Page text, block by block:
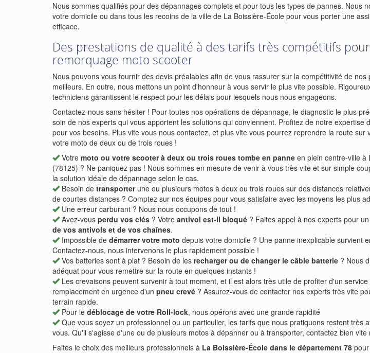
Nous sommes qualifiés pour des dépannages complets et pour tous les types de pannes. Nous
votre domicile ou dans tous les recoins de la ville de La Boissière-École pour vous porter une
efficace.
Des prestations de qualité à des tarifs très compétitifs
remorquage moto scooter
Nous pouvons vous fournir des devis préalables afin de vous rassurer sur la compétitivité de nos
meilleurs. En outre, nous mettons un point d'honneur à vous servir le plus vite possible.
techniciens garantissent le respect pour les délais pour lesquels nous nous engageons.
Contactez-nous sans hésiter ! Pour toutes nos opérations de dépannage, le diagnostic le plus
soin de nos experts qui vous apportent les solutions qui conviennent. Profitez de notre expertise
pour vos besoins. Plus vite vous nous contactez, et plus vite vous pourrez reprendre la route sur
votre moto de deux ou de trois roues !
Votre moto ou votre scooter à deux ou trois roues tombe en panne en plein centre-ville à
(78125) ? Ne paniquez pas ! Nous sommes en mesure de venir à vous très vite et sur simple
la solution idéale de dépannage selon le cas.
Besoin de transporterune ou plusieurs motos à deux ou trois roues sur des distances
de courtes distances ? Comptez sur nos équipes pour vous satisfaire avec les moyens les plus
Une erreur carburant ? Nous nous occupons de tout !
Avez-vous perdu vos clés ? Votre antivol est-il bloqué ? Faites appel à nos experts pour un
de vos antivols et de vos chaînes.
Impossible de démarrer votre moto depuis votre domicile ? Une panne inexplicable survient
Contactez-nous, nous intervenons le plus rapidement possible !
Vos batteries sont à plat ? Besoin de les recharger ou de changer le câble batterie ? Nous
adéquat pour vous remettre sur la route en quelques instants !
Les crevaisons peuvent survenir à tout moment, et il est alors très utile de profiter d'un
remplacement en urgence d'un pneu crevé ? Assurez-vous de contacter nos experts très vite
terrain rapide.
Pour le déblocage de votre Roll-lock, nous opérons avec une grande rapidité
Que vous soyez un professionnel ou un particulier, les tarifs que nous pratiquons restent très
vous. Qu'il s'agisse d'une ou de plusieurs motos à dépanner ou à transporter, contactez bien vite
Faites le choix des meilleurs professionnels à La Boissière-École dans le département 78